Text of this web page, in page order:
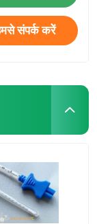
संपर्क करें